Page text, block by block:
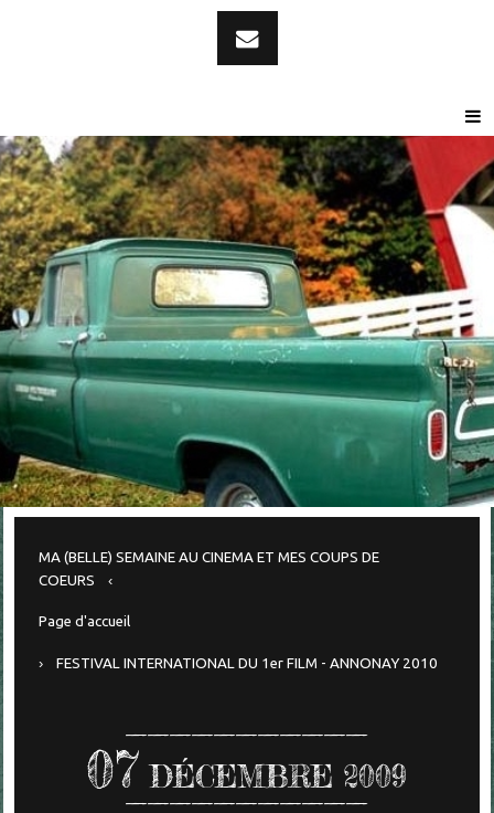
MA (BELLE) SEMAINE AU CINEMA ET MES COUPS DE
COEURS
Page d'accueil
FESTIVAL INTERNATIONAL DU 1er FILM - ANNONAY 2010
07 DÉCEMBRE 2009